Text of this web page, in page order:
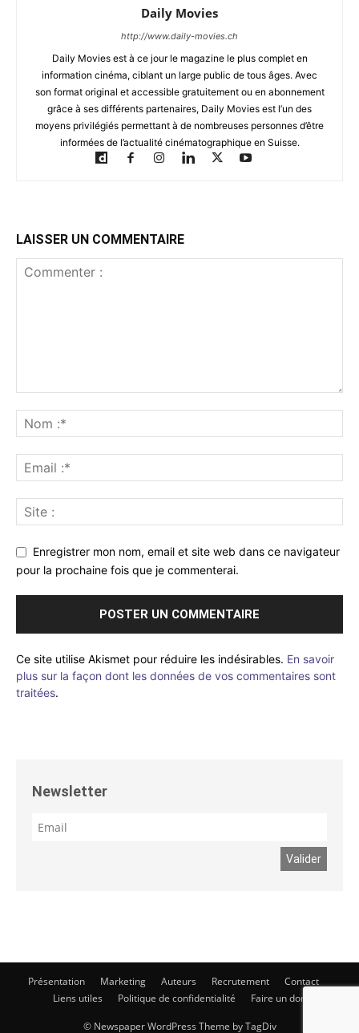
Daily Movies
http://www.daily-movies.ch
Daily Movies est à ce jour le magazine le plus complet en
information cinéma, ciblant un large public de tous âges. Avec
son format original et accessible gratuitement ou en abonnement
grâce à ses différents partenaires, Daily Movies est l’un des
moyens privilégiés permettant à de nombreuses personnes d’être
informées de l’actualité cinématographique en Suisse.
LAISSER UN COMMENTAIRE
Enregistrer mon nom, email et site web dans ce navigateur
pour la prochaine fois que je commenterai.
Ce site utilise Akismet pour réduire les indésirables. En savoir
plus sur la façon dont les données de vos commentaires sont
traitées.
Newsletter
Présentation Marketing Auteurs Recrutement
Contact
Liens utiles
Politique de confidentialité Faire un don
© Newspaper WordPress Theme by TagDiv